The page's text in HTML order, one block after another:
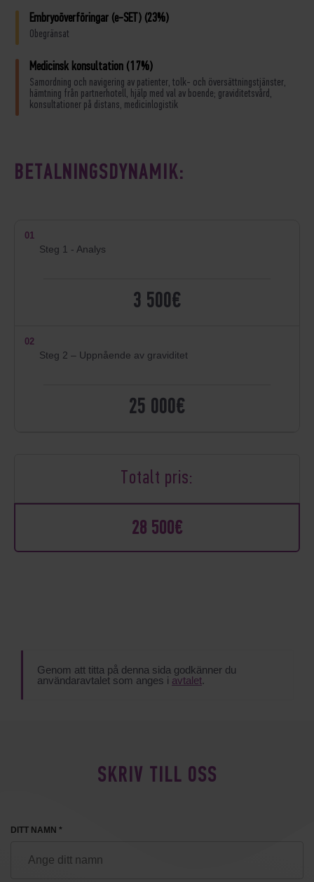
Embryoöverföringar (e-SET) (23%)
Obegränsat
Medicinsk konsultation (17%)
Samordning och navigering av patienter, tolk- och översättningstjänster,
hämtning från partnerhotell, hjälp med val av boende; graviditetsvård,
konsultationer på distans, medicinlogistik
BETALNINGSDYNAMIK:
01
Steg 1 - Analys
3 500€
02
Steg 2 – Uppnående av graviditet
25 000€
Totalt pris:
28 500€
Genom att titta på denna sida godkänner du
användaravtalet som anges i avtalet.
SKRIV TILL OSS
DITT NAMN *